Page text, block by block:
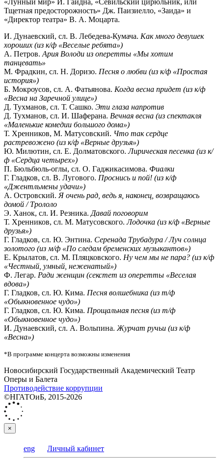
«Лунный мир» Й. Гайдна, «Севильский цирюльник, или
Тщетная предосторожность» Дж. Паизиелло, «Заида» и
«Директор театра» В. А. Моцарта.
И. Дунаевский, сл. В. Лебедева-Кумача. Как много девушек
хороших (из к/ф «Веселые ребята»)
А. Петров. Ария Володи из оперетты «Мы хотим
танцевать»
М. Фрадкин, сл. Н. Доризо. Песня о любви (из к/ф «Простая
история»)
Б. Мокроусов, сл. А. Фатьянова. Когда весна придет (из к/ф
«Весна на Заречной улице»)
Д. Тухманов, сл. Т. Сашко. Эти глаза напротив
Д. Тухманов, сл. И. Шаферана. Вечная весна (из спектакля
«Маленькие комедии большого дома»)
Т. Хренников, М. Матусовский. Что так сердце
растревожено (из к/ф «Верные друзья»)
Ю. Милютин, сл. Е. Долматовского. Лирическая песенка (из к/
ф «Сердца четырех»)
П. Бюльбюль-оглы, сл. О. Гаджикасимова. Фиалки
Г. Гладков, сл. В. Лугового. Проснись и пой! (из к/ф
«Джентльмены удачи»)
А. Островский. Я очень рад, ведь я, наконец, возвращаюсь
домой / Трололо
Э. Ханок, сл. И. Резника. Давай поговорим
Т. Хренников, сл. М. Матусовского.Лодочка (из к/ф «Верные
друзья»)
Г. Гладков, сл. Ю. Энтина. Серенада Трубадура / Луч солнца
золотого (из м/ф «По следам бременских музыкантов»)
Е. Крылатов, сл. М. Пляцковского. Ну чем мы не пара? (из к/ф
«Честный, умный, неженатый»)
Ф. Легар. Ради женщин (секстет из оперетты «Веселая
вдова»)
Г. Гладков, сл. Ю. Кима. Песня волшебника (из т/ф
«Обыкновенное чудо»)
Г. Гладков, сл. Ю. Кима. Прощальная песня (из т/ф
«Обыкновенное чудо»)
И. Дунаевский, сл. А. Вольпина. Журчат ручьи (из к/ф
«Весна»)
*В программе концерта возможны изменения
Новосибирский Государственный Академический Театр
Оперы и Балета
Противодействие коррупции
©НГАТОиБ, 2015-2026
×
eng Личный кабинет